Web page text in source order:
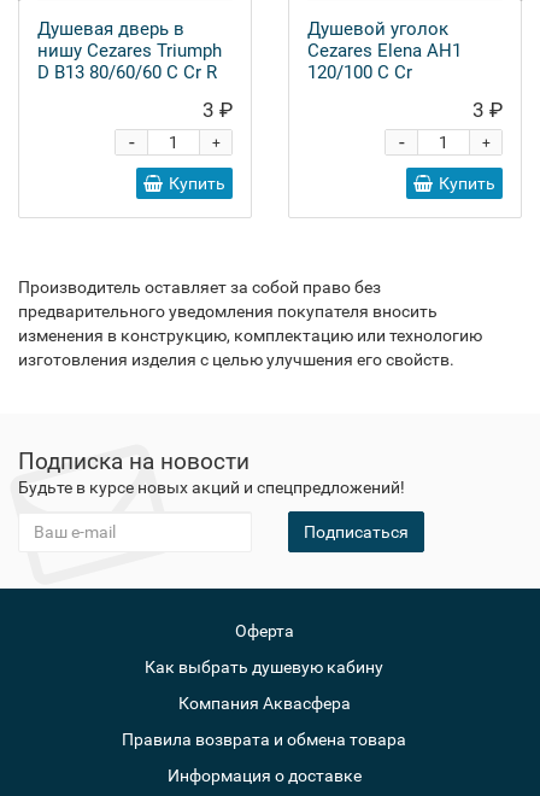
Душевая дверь в
нишу Cezares Triumph
D B13 80/60/60 C Cr R
3 ₽
+
-
Купить
Душевой уголок
Cezares Elena AH1
120/100 C Cr
3 ₽
+
-
Купить
Производитель оставляет за собой право без
предварительного уведомления покупателя вносить
изменения в конструкцию, комплектацию или технологию
изготовления изделия с целью улучшения его свойств.
Подписка на новости
Будьте в курсе новых акций и спецпредложений!
Подписаться
Оферта
Как выбрать душевую кабину
Компания Аквасфера
Правила возврата и обмена товара
Информация о доставке